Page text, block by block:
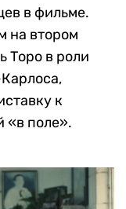
в фильме.
на втором
Торо в роли
к
«в поле».